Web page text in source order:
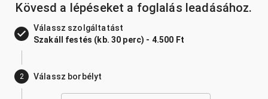
Kövesd a lépéseket a foglalás leadásához.
Válassz szolgáltatást
Szakáll festés (kb. 30 perc) - 4.500 Ft
2 Válassz borbélyt